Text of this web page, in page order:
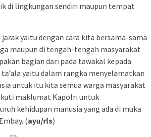
di lingkungan sendiri maupun tempat
yaitu dengan cara kita bersama-sama
maupun di tengah-tengah masyarakat
bagian dari pada tawakal kepada
yaitu dalam rangka menyelamatkan
untuk itu kita semua warga masyarakat
maklumat Kapolri untuk
kehidupan manusia yang ada di muka
(ayu/rls)